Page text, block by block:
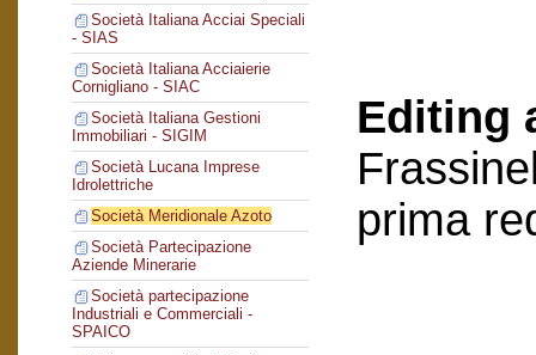
Società Italiana Acciai Speciali
- SIAS
Società Italiana Acciaierie
Cornigliano - SIAC
Società Italiana Gestioni
Immobiliari - SIGIM
Società Lucana Imprese
Idrolettriche
Società Meridionale Azoto
Società Partecipazione
Aziende Minerarie
Società partecipazione
Industriali e Commerciali -
SPAICO
Editing
prima